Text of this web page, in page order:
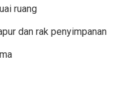
ruang
dan rak penyimpanan